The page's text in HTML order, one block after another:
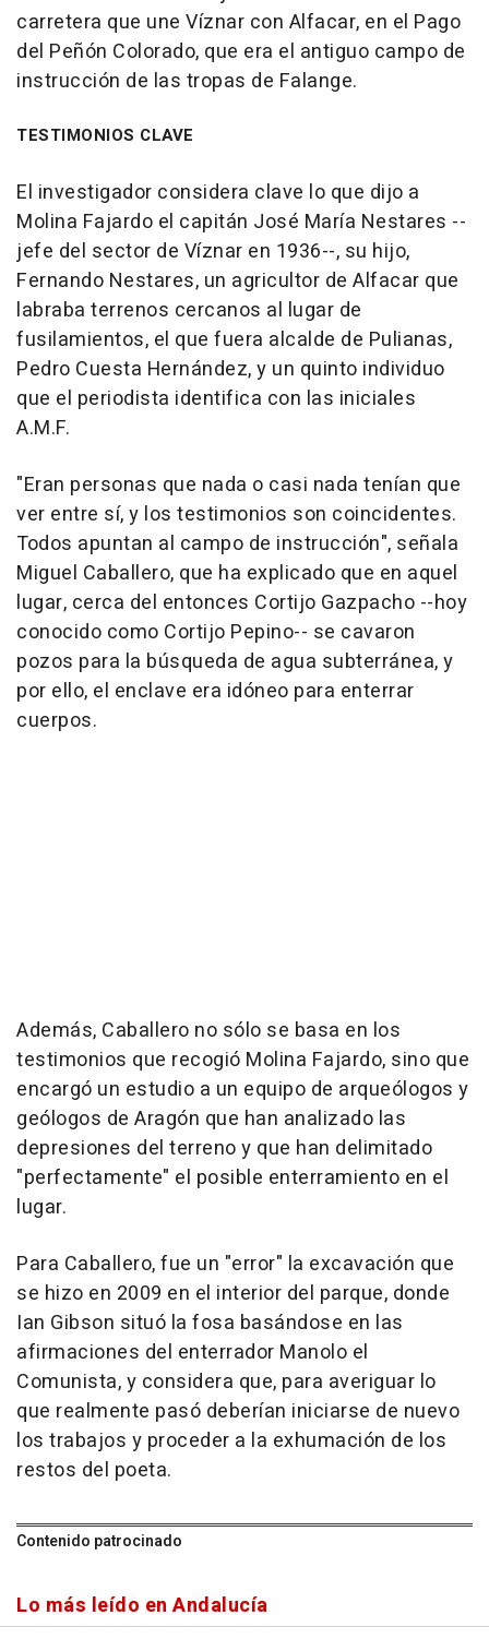
carretera que une Víznar con Alfacar, en el Pago
del Peñón Colorado, que era el antiguo campo de
instrucción de las tropas de Falange.
TESTIMONIOS CLAVE
El investigador considera clave lo que dijo a
Molina Fajardo el capitán José María Nestares --
jefe del sector de Víznar en 1936--, su hijo,
Fernando Nestares, un agricultor de Alfacar que
labraba terrenos cercanos al lugar de
fusilamientos, el que fuera alcalde de Pulianas,
Pedro Cuesta Hernández, y un quinto individuo
que el periodista identifica con las iniciales
A.M.F.
"Eran personas que nada o casi nada tenían que
ver entre sí, y los testimonios son coincidentes.
Todos apuntan al campo de instrucción", señala
Miguel Caballero, que ha explicado que en aquel
lugar, cerca del entonces Cortijo Gazpacho --hoy
conocido como Cortijo Pepino-- se cavaron
pozos para la búsqueda de agua subterránea, y
por ello, el enclave era idóneo para enterrar
cuerpos.
Además, Caballero no sólo se basa en los
testimonios que recogió Molina Fajardo, sino que
encargó un estudio a un equipo de arqueólogos y
geólogos de Aragón que han analizado las
depresiones del terreno y que han delimitado
"perfectamente" el posible enterramiento en el
lugar.
Para Caballero, fue un "error" la excavación que
se hizo en 2009 en el interior del parque, donde
Ian Gibson situó la fosa basándose en las
afirmaciones del enterrador Manolo el
Comunista, y considera que, para averiguar lo
que realmente pasó deberían iniciarse de nuevo
los trabajos y proceder a la exhumación de los
restos del poeta.
Contenido patrocinado
Lo más leído en Andalucía